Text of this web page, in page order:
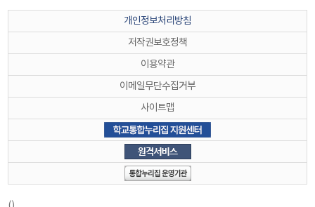
개인정보처리방침
저작권보호정책
이용약관
이메일무단수집거부
사이트맵